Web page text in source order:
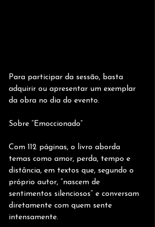
Para participar da sessão, basta
adquirir ou apresentar um exemplar
da obra no dia do evento.
Sobre “Emoccionado”
Com 112 páginas, o livro aborda
temas como amor, perda, tempo e
distância, em textos que, segundo o
próprio autor, “nascem de
sentimentos silenciosos” e conversam
diretamente com quem sente
intensamente.